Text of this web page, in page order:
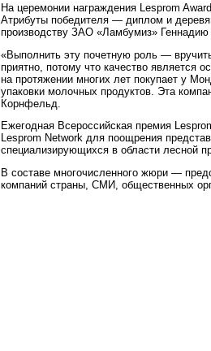
На церемонии награждения Lesprom
Атрибуты победителя — диплом и
производству ЗАО «Ламбумиз» Геннадию
«Выполнить эту почетную роль —
приятно, потому что качество является
на протяжении многих лет покупает у
упаковки молочных продуктов. Эта
Корнфельд.
Ежегодная Всероссийская премия
Lesprom Network для поощрения
специализирующихся в области лесной
В составе многочисленного жюри —
компаний страны, СМИ, общественных